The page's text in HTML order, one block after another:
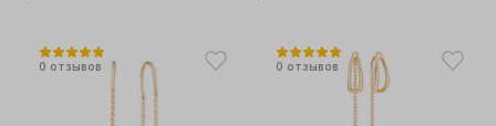
0 отзывов 0 отзывов